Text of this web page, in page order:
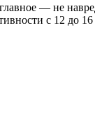
— не
с 12 до